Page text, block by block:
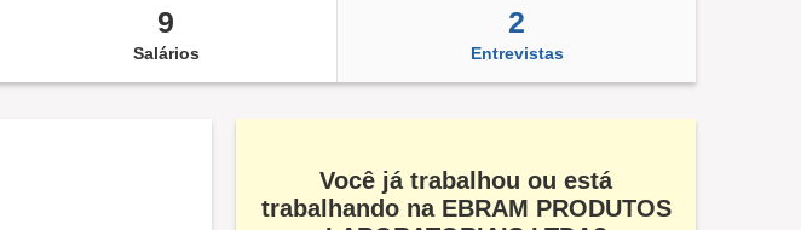
9
Salários
2
Entrevistas
Você já trabalhou ou está
trabalhando na EBRAM PRODUTOS